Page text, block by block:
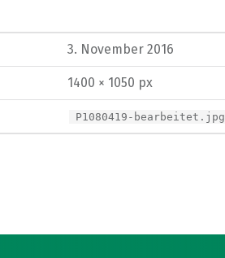
3. November 2016
1400 × 1050 px
P1080419-bearbeitet.jpg